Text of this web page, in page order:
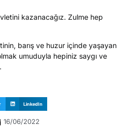
kazanacağız. Zulme hep
barış ve huzur içinde yaşayan
umuduyla hepiniz saygı ve
LinkedIn
16/06/2022